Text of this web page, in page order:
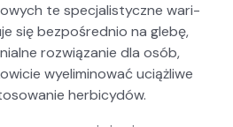
te spec­jal­isty­czne wari­
się bezpośred­nio na gle­bę,
rozwiązanie dla osób,
wye­lim­i­nować uciążli­we
her­bicy­dów.